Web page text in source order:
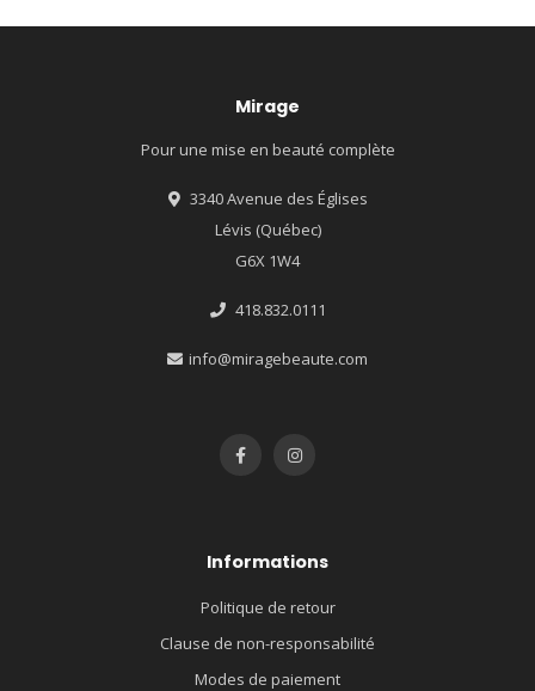
Mirage
Pour une mise en beauté complète
3340 Avenue des Églises
Lévis (Québec)
G6X 1W4
418.832.0111
info@miragebeaute.com
Informations
Politique de retour
Clause de non-responsabilité
Modes de paiement